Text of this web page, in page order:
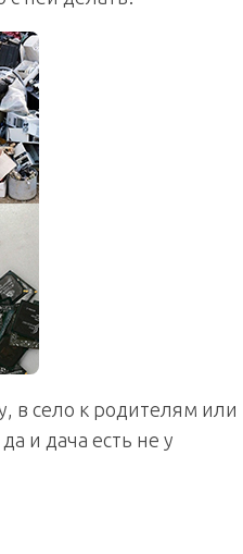
в село к родителям или
и дача есть не у